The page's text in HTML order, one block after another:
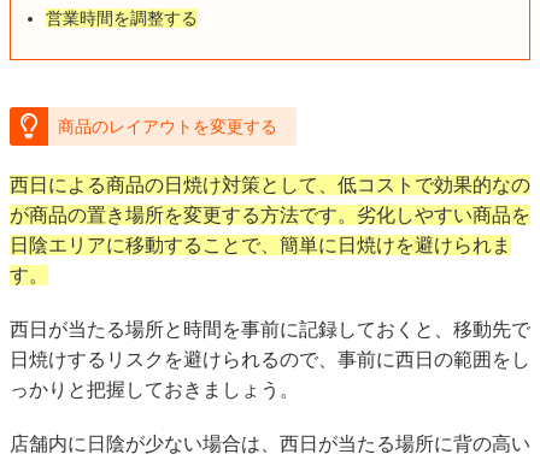
営業時間を調整する
商品のレイアウトを変更する
西日による商品の日焼け対策として、低コストで効果的なの
が商品の置き場所を変更する方法です。劣化しやすい商品を
日陰エリアに移動することで、簡単に日焼けを避けられま
す。
西日が当たる場所と時間を事前に記録しておくと、移動先で
日焼けするリスクを避けられるので、事前に西日の範囲をし
っかりと把握しておきましょう。
店舗内に日陰が少ない場合は、西日が当たる場所に背の高い